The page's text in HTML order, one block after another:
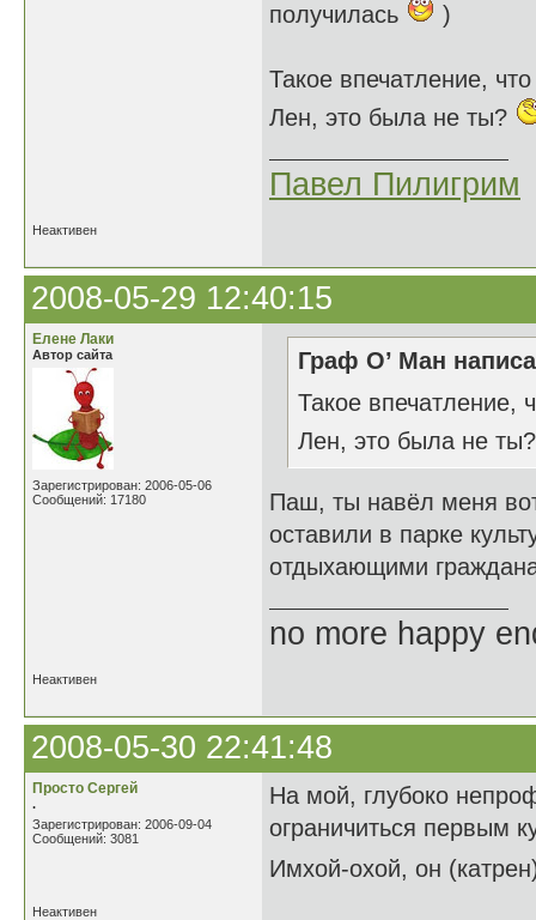
получилась
)
Такое впечатление,
Лен, это была не ты?
Павел Пилигрим
Неактивен
2008-05-29 12:40:15
Елене Лаки
Автор сайта
Зарегистрирован: 2006-05-06
Сообщений: 17180
Граф О’ Ман
Такое впечатление,
Лен, это была не
Паш, ты навёл меня
оставили в парке
отдыхающими
no more happy
Неактивен
2008-05-30 22:41:48
Просто Сергей
.
Зарегистрирован: 2006-09-04
Сообщений: 3081
На мой, глубоко
ограничиться первым
Имхой-охой, он
Неактивен